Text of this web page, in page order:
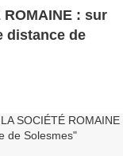
ROMAINE : sur
distance de